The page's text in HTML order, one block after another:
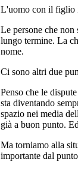
L'uomo con il figlio
Le persone che non
lungo termine. La
nome.
Ci sono altri due
Penso che le
sta diventando
spazio nei media
già a buon punto.
Ma torniamo alla
importante dal